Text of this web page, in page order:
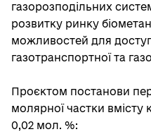
газорозподільних
розвитку ринку
можливостей для
газотранспортної та
Проєктом постанови
молярної частки вмісту
0,02 мол. %: